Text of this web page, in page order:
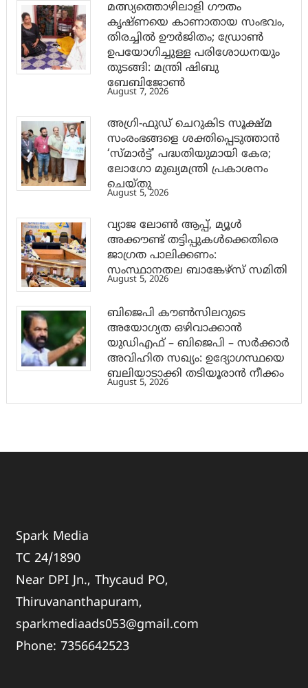
മത്സ്യത്തൊഴിലാളി ഗൗതം
കൃഷ്ണയെ കാണാതായ സംഭവം,
തിരച്ചിൽ ഊർജിതം; ഡ്രോണ്‍
ഉപയോഗിച്ചുള്ള പരിശോധനയും
തുടങ്ങി: മന്ത്രി ഷിബു
ബേബിജോണ്‍
August 7, 2026
അഗ്രി-ഫുഡ് ചെറുകിട സൂക്ഷ്മ
സംരംഭങ്ങളെ ശക്തിപ്പെടുത്താന്‍
‘സ്മാര്‍ട്ട്’ പദ്ധതിയുമായി കേര;
ലോഗോ മുഖ്യമന്ത്രി പ്രകാശനം
ചെയ്തു
August 5, 2026
വ്യാജ ലോൺ ആപ്പ്, മ്യൂൾ
അക്കൗണ്ട് തട്ടിപ്പുകൾക്കെതിരെ
ജാ​ഗ്രത പാലിക്കണം:
സംസ്ഥാനതല ബാങ്കേഴ്സ് സമിതി
August 5, 2026
ബിജെപി കൗൺസിലറുടെ
അയോഗ്യത ഒഴിവാക്കാൻ
യുഡിഎഫ് – ബിജെപി – സർക്കാർ
അവിഹിത സഖ്യം: ഉദ്യോഗസ്ഥയെ
ബലിയാടാക്കി തടിയൂരാൻ നീക്കം
August 5, 2026
Spark Media
TC 24/1890
Near DPI Jn., Thycaud PO,
Thiruvananthapuram,
sparkmediaads053@gmail.com
Phone:7356642523